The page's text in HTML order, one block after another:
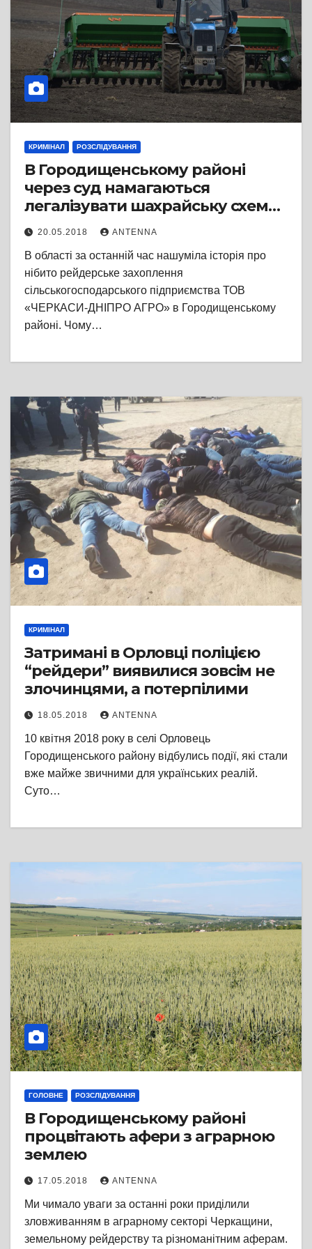
КРИМІНАЛ РОЗСЛІДУВАННЯ
В Городищенському районі
через суд намагаються
легалізувати шахрайську схему
із землею
20.05.2018 ANTENNA
В області за останній час нашуміла історія про
нібито рейдерське захоплення
сільськогосподарського підприємства ТОВ
«ЧЕРКАСИ-ДНІПРО АГРО» в Городищенському
районі. Чому…
КРИМІНАЛ
Затримані в Орловці поліцією
“рейдери” виявилися зовсім не
злочинцями, а потерпілими
18.05.2018 ANTENNA
10 квітня 2018 року в селі Орловець
Городищенського району відбулись події, які стали
вже майже звичними для українських реалій.
Суто…
ГОЛОВНЕ РОЗСЛІДУВАННЯ
В Городищенському районі
процвітають афери з аграрною
землею
17.05.2018 ANTENNA
Ми чимало уваги за останні роки приділили
зловживанням в аграрному секторі Черкащини,
земельному рейдерству та різноманітним аферам.